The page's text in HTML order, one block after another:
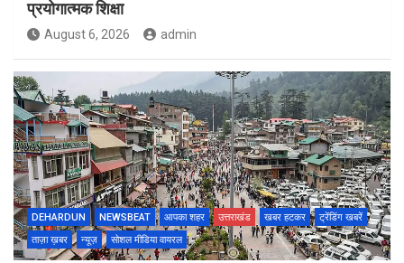
प्रयोगात्मक शिक्षा
August 6, 2026 admin
DEHARDUN NEWSBEAT आपका शहर उत्तराखंड खबर हटकर
ट्रेंडिंग खबरें
ताज़ा ख़बर
न्यूज़ सोशल मीडिया वायरल